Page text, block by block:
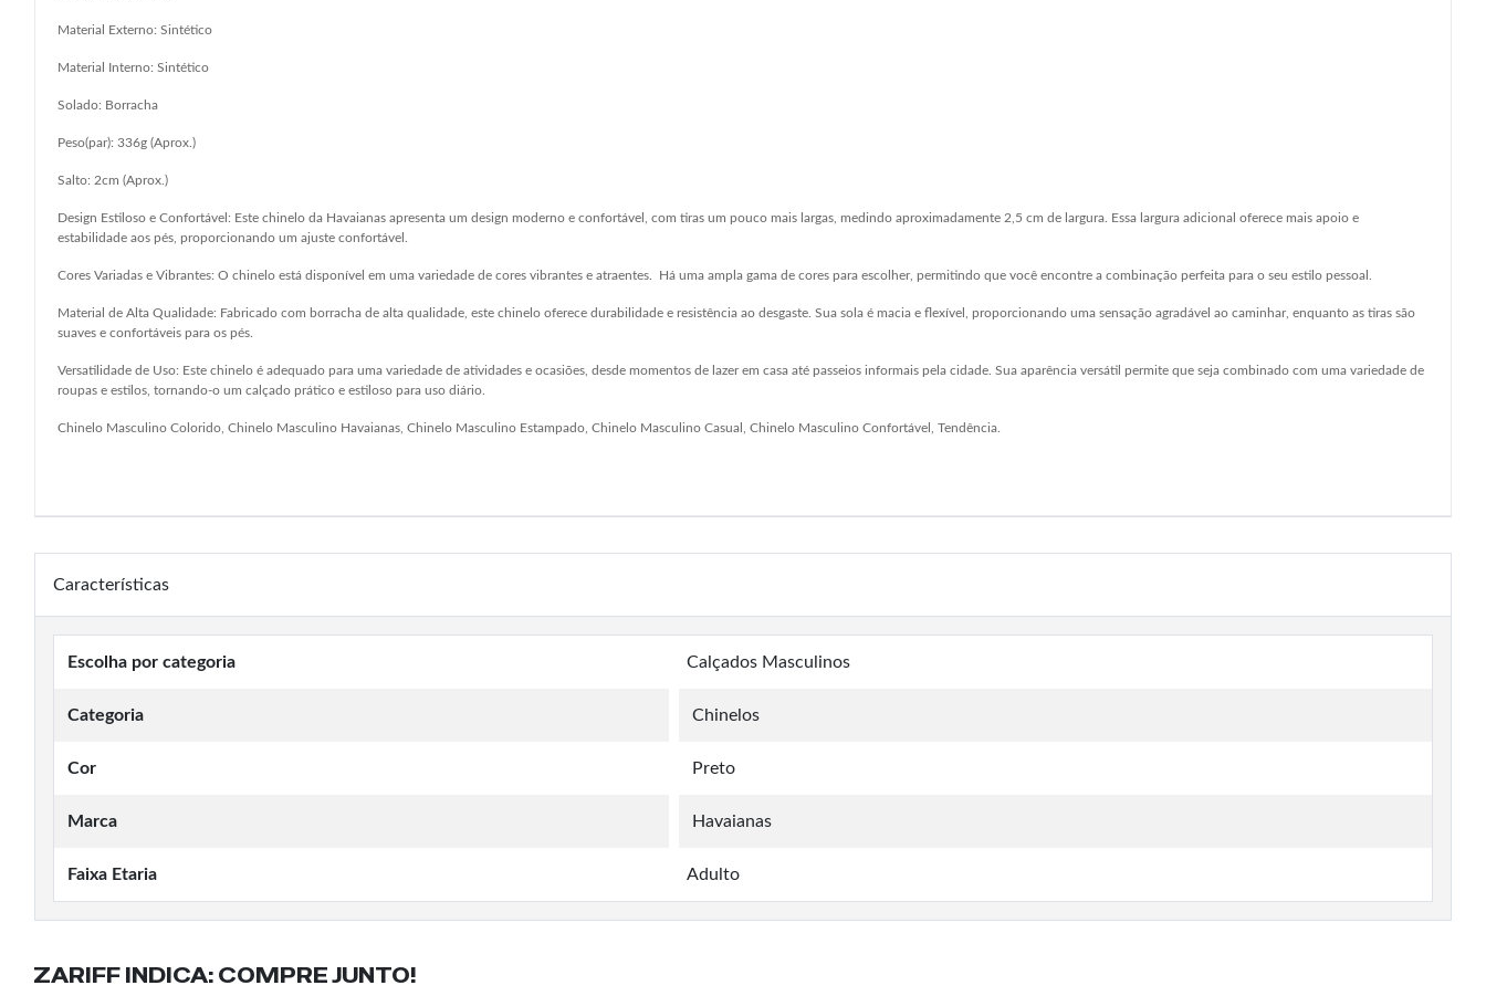
Material Externo: Sintético
Material Interno: Sintético
Solado: Borracha
Peso(par): 336g (Aprox.)
Salto: 2cm (Aprox.)
Design Estiloso e Confortável: Este chinelo da Havaianas apresenta um design moderno e confortável, com tiras um pouco mais largas, medindo aproximadamente 2,5 cm de largura. Essa largura adicional oferece mais apoio e
estabilidade aos pés, proporcionando um ajuste confortável.
Cores Variadas e Vibrantes: O chinelo está disponível em uma variedade de cores vibrantes e atraentes. Há uma ampla gama de cores para escolher, permitindo que você encontre a combinação perfeita para o seu estilo pessoal.
Material de Alta Qualidade: Fabricado com borracha de alta qualidade, este chinelo oferece durabilidade e resistência ao desgaste. Sua sola é macia e flexível, proporcionando uma sensação agradável ao caminhar, enquanto as tiras são
suaves e confortáveis para os pés.
Versatilidade de Uso: Este chinelo é adequado para uma variedade de atividades e ocasiões, desde momentos de lazer em casa até passeios informais pela cidade. Sua aparência versátil permite que seja combinado com uma variedade de
roupas e estilos, tornando-o um calçado prático e estiloso para uso diário.
Chinelo Masculino Colorido, Chinelo Masculino Havaianas, Chinelo Masculino Estampado, Chinelo Masculino Casual, Chinelo Masculino Confortável, Tendência.
Características
Escolha por categoria Calçados Masculinos
Categoria Chinelos
Cor Preto
Marca Havaianas
Faixa Etaria Adulto
ZARIFF INDICA: COMPRE JUNTO!